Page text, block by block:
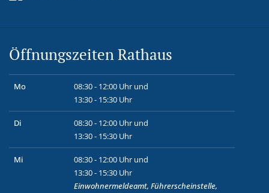
Öffnungszeiten Rathaus
Mo
08:30 - 12:00 Uhr und
13:30 - 15:30 Uhr
Di
08:30 - 12:00 Uhr und
13:30 - 15:30 Uhr
Mi
08:30 - 12:00 Uhr und
13:30 - 15:30 Uhr
Einwohnermeldeamt, Führerscheinstelle,